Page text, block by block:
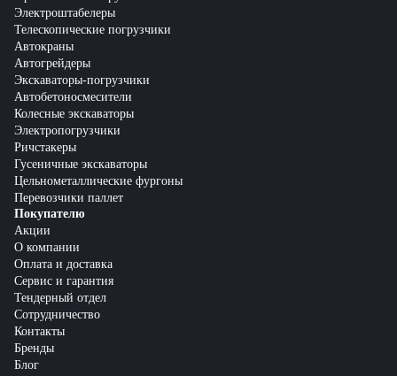
Электроштабелеры
Телескопические погрузчики
Автокраны
Автогрейдеры
Экскаваторы-погрузчики
Автобетоносмесители
Колесные экскаваторы
Электропогрузчики
Ричстакеры
Гусеничные экскаваторы
Цельнометаллические фургоны
Перевозчики паллет
Покупателю
Акции
О компании
Оплата и доставка
Сервис и гарантия
Тендерный отдел
Сотрудничество
Контакты
Бренды
Блог